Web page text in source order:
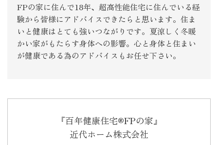
FPの家に住んで18年、超高性能住宅に住んでいる経
験から皆様にアドバイスできたらと思います。住ま
いと健康はとても強いつながりです。夏涼しく冬暖
かい家がもたらす身体への影響。心と身体と住まい
が健康である為のアドバイスもお任せ下さい。
『百年健康住宅®FPの家』
近代ホーム株式会社